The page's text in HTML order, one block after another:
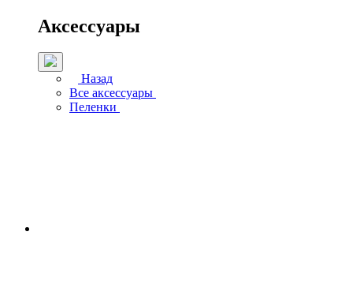
Аксессуары
Назад
Все аксессуары
Пеленки